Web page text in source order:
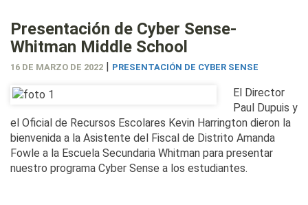
Presentación de Cyber Sense-
Whitman Middle School
16 DE MARZO DE 2022 | PRESENTACIÓN DE CYBER SENSE
El Director
Paul Dupuis y
el Oficial de Recursos Escolares Kevin Harrington dieron la
bienvenida a la Asistente del Fiscal de Distrito Amanda
Fowle a la Escuela Secundaria Whitman para presentar
nuestro programa Cyber Sense a los estudiantes.